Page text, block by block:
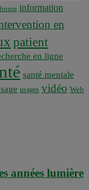
forum information
en
patient
en ligne
santé mentale
usages vidéo Web
années lumière